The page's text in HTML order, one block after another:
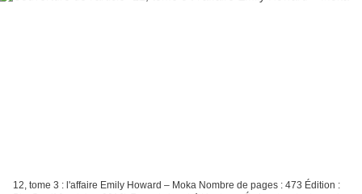
12, tome 3 : l'affaire Emily Howard – Moka Nombre de pages : 473 Édition :